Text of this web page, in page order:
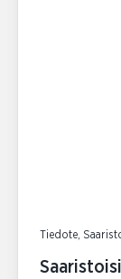
Tiedote,